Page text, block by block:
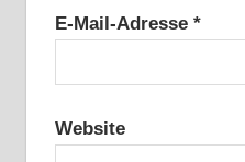
E-Mail-Adresse *
Website